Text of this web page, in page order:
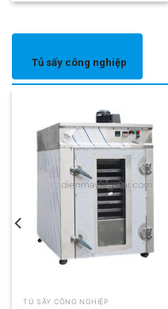
Tủ sấy công nghiệp
TỦ SẤY CÔNG NGHIỆP